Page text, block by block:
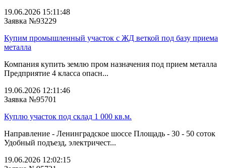
19.06.2026 15:11:48
Заявка №93229
Купим промышленный участок с ЖД веткой под базу приема
металла
Компания купить землю пром назначения под прием металла
Предприятие 4 класса опасн...
19.06.2026 12:11:46
Заявка №95701
Куплю участок под склад 1 000 кв.м.
Направление - Ленинградское шоссе Площадь - 30 - 50 соток
Удобный подъезд, электричест...
19.06.2026 12:02:15